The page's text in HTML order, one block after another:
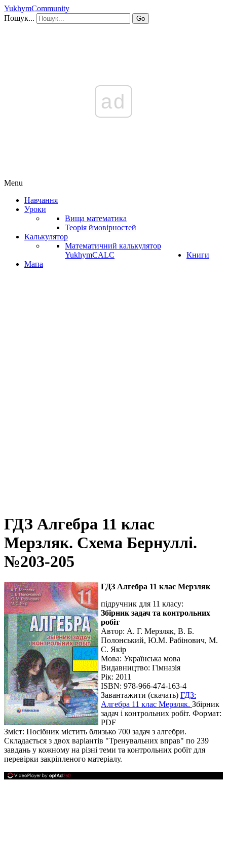
YukhymCommunity
Пошук...
Go
ad
Menu
Навчання
Уроки
Вища математика
Теорія ймовірностей
Калькулятор
Математичний калькулятор
YukhymCALC
Книги
Мапа
ГДЗ Алгебра 11 клас
Мерзляк. Схема Бернуллі.
№203-205
ГДЗ Алгебра 11 клас Мерзляк
підручник для 11 класу:
Збірник задач та контрольних
робіт
Автор: А. Г. Мерзляк, В. Б.
Полонський, Ю.М. Рабінович, М.
С. Якір
Мова: Українська мова
Видавництво: Гімназія
Рік: 2011
ISBN: 978-966-474-163-4
Завантажити (скачать) ГДЗ:
Алгебра 11 клас Мерзляк. Збірник
задач і контрольних робіт. Формат:
PDF
Зміст: Посібник містить близько 700 задач з алгебри.
Складається з двох варіантів "Тренувальних вправ" по 239
завдань у кожному на різні теми та контрольних робіт для
перевірки закріпленого матеріалу.